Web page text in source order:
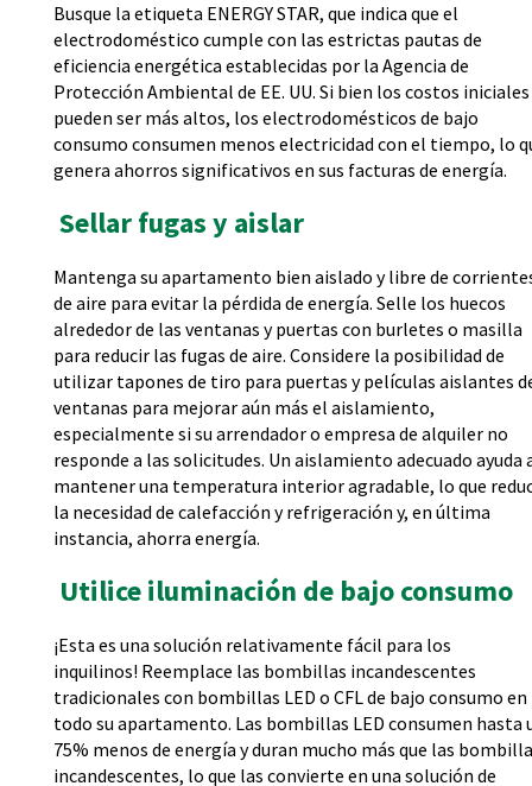
Busque la etiqueta ENERGY STAR, que indica que el
electrodoméstico cumple con las estrictas pautas de
eficiencia energética establecidas por la Agencia de
Protección Ambiental de EE. UU. Si bien los costos iniciales
pueden ser más altos, los electrodomésticos de bajo
consumo consumen menos electricidad con el tiempo, lo
genera ahorros significativos en sus facturas de energía.
Sellar fugas y aislar
Mantenga su apartamento bien aislado y libre de
de aire para evitar la pérdida de energía. Selle los huecos
alrededor de las ventanas y puertas con burletes o masilla
para reducir las fugas de aire. Considere la posibilidad de
utilizar tapones de tiro para puertas y películas aislantes
ventanas para mejorar aún más el aislamiento,
especialmente si su arrendador o empresa de alquiler no
responde a las solicitudes. Un aislamiento adecuado ayuda
mantener una temperatura interior agradable, lo que
la necesidad de calefacción y refrigeración y, en última
instancia, ahorra energía.
Utilice iluminación de bajo consumo
¡Esta es una solución relativamente fácil para los
inquilinos! Reemplace las bombillas incandescentes
tradicionales con bombillas LED o CFL de bajo consumo en
todo su apartamento. Las bombillas LED consumen hasta
75% menos de energía y duran mucho más que las
incandescentes, lo que las convierte en una solución de